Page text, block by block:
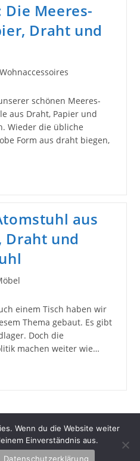
Die Meeres-
Draht und
Wohnaccessoires
schönen Meeres-
aus Draht, Papier und
Wieder die übliche
Form aus draht biegen,
aus
Draht und
einem Tisch haben wir
Thema gebaut. Es gibt
Doch die
machen weiter wie…
Wenn du die Website weiter
Einverständnis aus.
Datenschutzerklärung